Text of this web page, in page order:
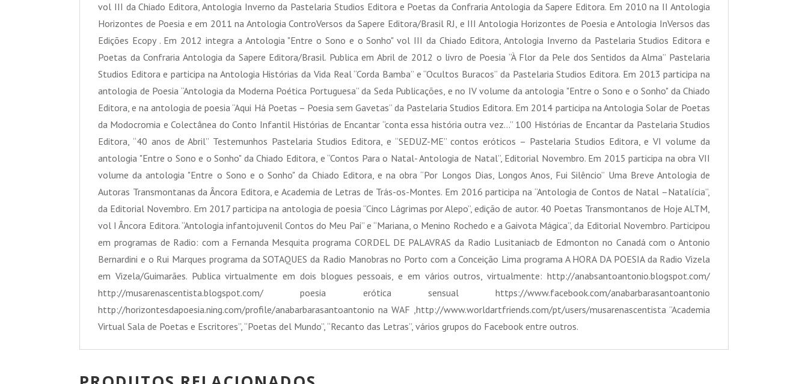
vol III da Chiado Editora, Antologia Inverno da Pastelaria Studios Editora e Poetas da Confraria Antologia da Sapere Editora. Em 2010 na II Antologia
Horizontes de Poesia e em 2011 na Antologia ControVersos da Sapere Editora/Brasil RJ, e III Antologia Horizontes de Poesia e Antologia InVersos das
Edições Ecopy . Em 2012 integra a Antologia "Entre o Sono e o Sonho" vol III da Chiado Editora, Antologia Inverno da Pastelaria Studios Editora e
Poetas da Confraria Antologia da Sapere Editora/Brasil. Publica em Abril de 2012 o livro de Poesia “À Flor da Pele dos Sentidos da Alma” Pastelaria
Studios Editora e participa na Antologia Histórias da Vida Real “Corda Bamba” e “Ocultos Buracos” da Pastelaria Studios Editora. Em 2013 participa na
antologia de Poesia “Antologia da Moderna Poética Portuguesa” da Seda Publicações, e no IV volume da antologia "Entre o Sono e o Sonho" da Chiado
Editora, e na antologia de poesia “Aqui Há Poetas – Poesia sem Gavetas” da Pastelaria Studios Editora. Em 2014 participa na Antologia Solar de Poetas
da Modocromia e Colectânea do Conto Infantil Histórias de Encantar “conta essa história outra vez…” 100 Histórias de Encantar da Pastelaria Studios
Editora, “40 anos de Abril” Testemunhos Pastelaria Studios Editora, e “SEDUZ-ME” contos eróticos – Pastelaria Studios Editora, e VI volume da
antologia "Entre o Sono e o Sonho" da Chiado Editora, e “Contos Para o Natal- Antologia de Natal”, Editorial Novembro. Em 2015 participa na obra VII
volume da antologia "Entre o Sono e o Sonho" da Chiado Editora, e na obra “Por Longos Dias, Longos Anos, Fui Silêncio” Uma Breve Antologia de
Autoras Transmontanas da Âncora Editora, e Academia de Letras de Trás-os-Montes. Em 2016 participa na “Antologia de Contos de Natal –Natalícia”,
da Editorial Novembro. Em 2017 participa na antologia de poesia “Cinco Lágrimas por Alepo”, edição de autor. 40 Poetas Transmontanos de Hoje ALTM,
vol I Âncora Editora. “Antologia infantojuvenil Contos do Meu Pai” e “Mariana, o Menino Rochedo e a Gaivota Mágica”, da Editorial Novembro. Participou
em programas de Radio: com a Fernanda Mesquita programa CORDEL DE PALAVRAS da Radio Lusitaniacb de Edmonton no Canadá com o Antonio
Bernardini e o Rui Marques programa da SOTAQUES da Radio Manobras no Porto com a Conceição Lima programa A HORA DA POESIA da Radio Vizela
em Vizela/Guimarães. Publica virtualmente em dois blogues pessoais, e em vários outros, virtualmente: http://anabsantoantonio.blogspot.com/
http://musarenascentista.blogspot.com/ poesia erótica sensual https://www.facebook.com/anabarbarasantoantonio
http://horizontesdapoesia.ning.com/profile/anabarbarasantoantonio na WAF ,http://www.worldartfriends.com/pt/users/musarenascentista ”Academia
Virtual Sala de Poetas e Escritores”, “Poetas del Mundo”, “Recanto das Letras”, vários grupos do Facebook entre outros.